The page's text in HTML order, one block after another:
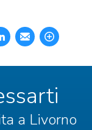
a Livorno